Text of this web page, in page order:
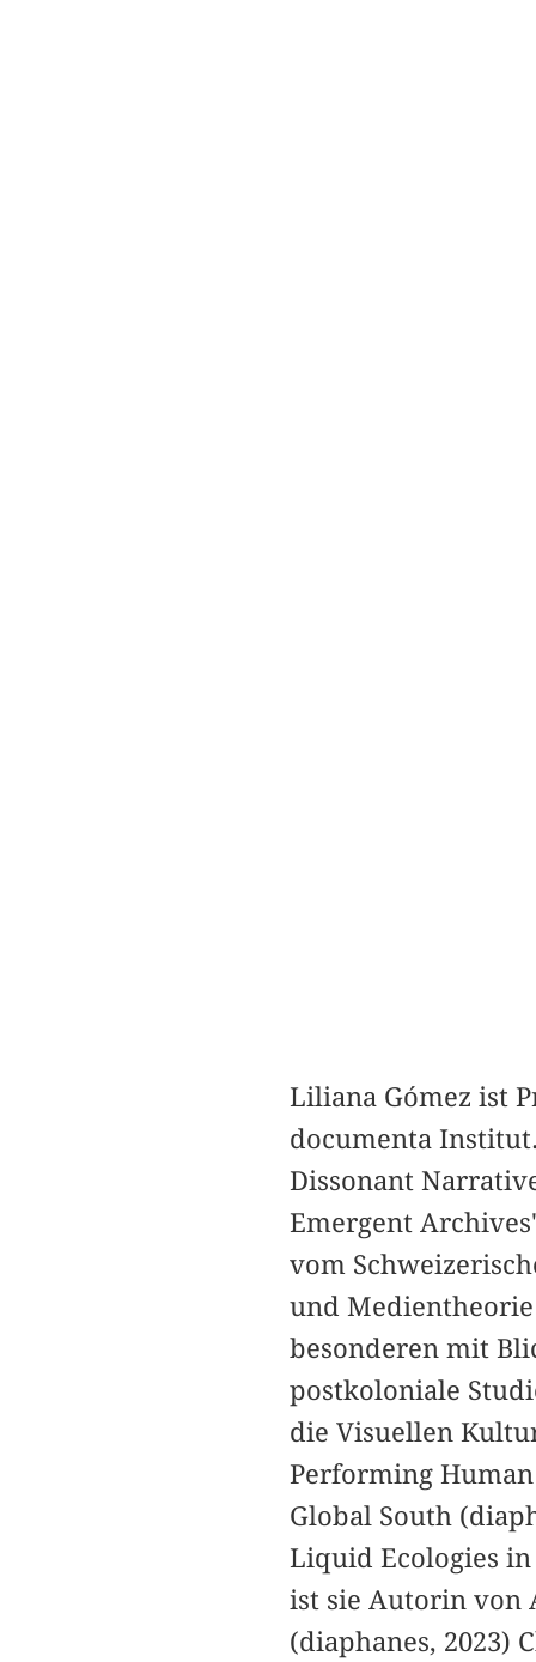
Liliana Gómez ist
documenta
Dissonant
Emergent
vom
und
besonderen mit
postkoloniale
die Visuellen
Performing
Global South
Liquid Ecologies
ist sie Autorin von
(diaphanes, 2023)